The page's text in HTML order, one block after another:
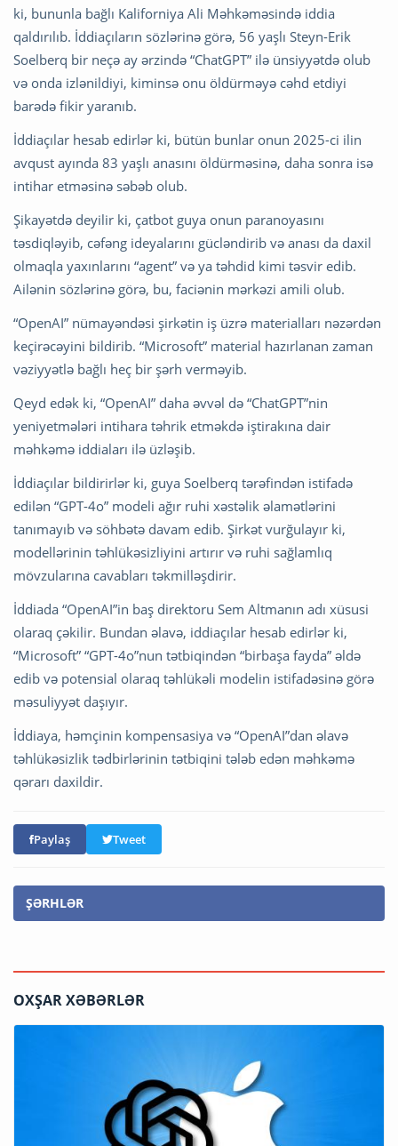
ki, bununla bağlı Kaliforniya Ali Məhkəməsində iddia
qaldırılıb. İddiaçıların sözlərinə görə, 56 yaşlı Steyn-Erik
Soelberq bir neçə ay ərzində “ChatGPT” ilə ünsiyyətdə olub
və onda izlənildiyi, kiminsə onu öldürməyə cəhd etdiyi
barədə fikir yaranıb.
İddiaçılar hesab edirlər ki, bütün bunlar onun 2025-ci ilin
avqust ayında 83 yaşlı anasını öldürməsinə, daha sonra isə
intihar etməsinə səbəb olub.
Şikayətdə deyilir ki, çatbot guya onun paranoyasını
təsdiqləyib, cəfəng ideyalarını gücləndirib və anası da daxil
olmaqla yaxınlarını “agent” və ya təhdid kimi təsvir edib.
Ailənin sözlərinə görə, bu, faciənin mərkəzi amili olub.
“OpenAI” nümayəndəsi şirkətin iş üzrə materialları nəzərdən
keçirəcəyini bildirib. “Microsoft” material hazırlanan zaman
vəziyyətlə bağlı heç bir şərh verməyib.
Qeyd edək ki, “OpenAI” daha əvvəl də “ChatGPT”nin
yeniyetmələri intihara təhrik etməkdə iştirakına dair
məhkəmə iddiaları ilə üzləşib.
İddiaçılar bildirirlər ki, guya Soelberq tərəfindən istifadə
edilən “GPT-4o” modeli ağır ruhi xəstəlik əlamətlərini
tanımayıb və söhbətə davam edib. Şirkət vurğulayır ki,
modellərinin təhlükəsizliyini artırır və ruhi sağlamlıq
mövzularına cavabları təkmilləşdirir.
İddiada “OpenAI”in baş direktoru Sem Altmanın adı xüsusi
olaraq çəkilir. Bundan əlavə, iddiaçılar hesab edirlər ki,
“Microsoft” “GPT-4o”nun tətbiqindən “birbaşa fayda” əldə
edib və potensial olaraq təhlükəli modelin istifadəsinə görə
məsuliyyət daşıyır.
İddiaya, həmçinin kompensasiya və “OpenAI”dan əlavə
təhlükəsizlik tədbirlərinin tətbiqini tələb edən məhkəmə
qərarı daxildir.
Paylaş Tweet
ŞƏRHLƏR
OXŞAR XƏBƏRLƏR